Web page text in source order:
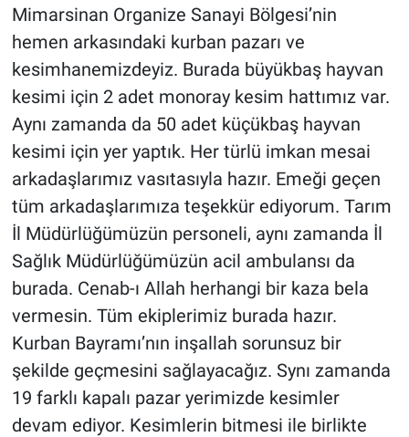
Mimarsinan Organize Sanayi Bölgesi’nin
hemen arkasındaki kurban pazarı ve
kesimhanemizdeyiz. Burada büyükbaş hayvan
kesimi için 2 adet monoray kesim hattımız var.
Aynı zamanda da 50 adet küçükbaş hayvan
kesimi için yer yaptık. Her türlü imkan mesai
arkadaşlarımız vasıtasıyla hazır. Emeği geçen
tüm arkadaşlarımıza teşekkür ediyorum. Tarım
İl Müdürlüğümüzün personeli, aynı zamanda İl
Sağlık Müdürlüğümüzün acil ambulansı da
burada. Cenab-ı Allah herhangi bir kaza bela
vermesin. Tüm ekiplerimiz burada hazır.
Kurban Bayramı’nın inşallah sorunsuz bir
şekilde geçmesini sağlayacağız. Synı zamanda
19 farklı kapalı pazar yerimizde kesimler
devam ediyor. Kesimlerin bitmesi ile birlikte